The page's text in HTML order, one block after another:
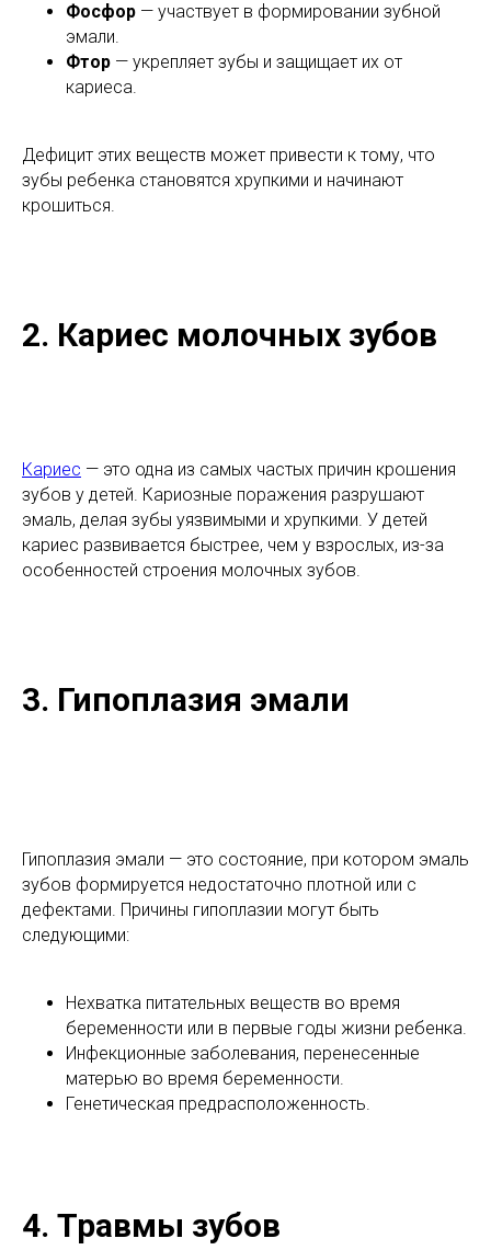
Фосфор — участвует в формировании зубной
эмали.
Фтор — укрепляет зубы и защищает их от
кариеса.
Дефицит этих веществ может привести к тому, что
зубы ребенка становятся хрупкими и начинают
крошиться.
2. Кариес молочных зубов
Кариес — это одна из самых частых причин крошения
зубов у детей. Кариозные поражения разрушают
эмаль, делая зубы уязвимыми и хрупкими. У детей
кариес развивается быстрее, чем у взрослых, из-за
особенностей строения молочных зубов.
3. Гипоплазия эмали
Гипоплазия эмали — это состояние, при котором эмаль
зубов формируется недостаточно плотной или с
дефектами. Причины гипоплазии могут быть
следующими:
Нехватка питательных веществ во время
беременности или в первые годы жизни ребенка.
Инфекционные заболевания, перенесенные
матерью во время беременности.
Генетическая предрасположенность.
4. Травмы зубов